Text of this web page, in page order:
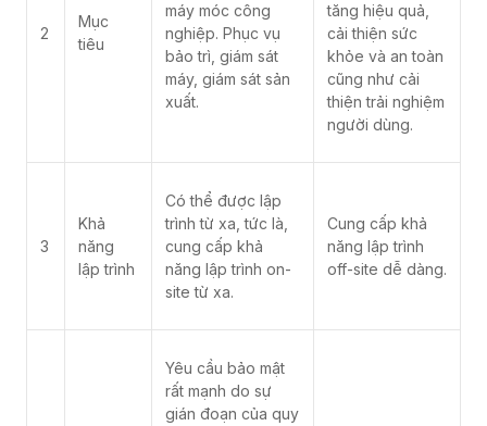
2
Mục
tiêu
máy móc công
nghiệp. Phục vụ
bảo trì, giám sát
máy, giám sát sản
xuất.
tăng hiệu quả,
cải thiện sức
khỏe và an toàn
cũng như cải
thiện trải nghiệm
người dùng.
3
Khả
năng
lập trình
Có thể được lập
trình từ xa, tức là,
cung cấp khả
năng lập trình on-
site từ xa.
Cung cấp khả
năng lập trình
off-site dễ dàng.
Yêu cầu bảo mật
rất mạnh do sự
gián đoạn của quy